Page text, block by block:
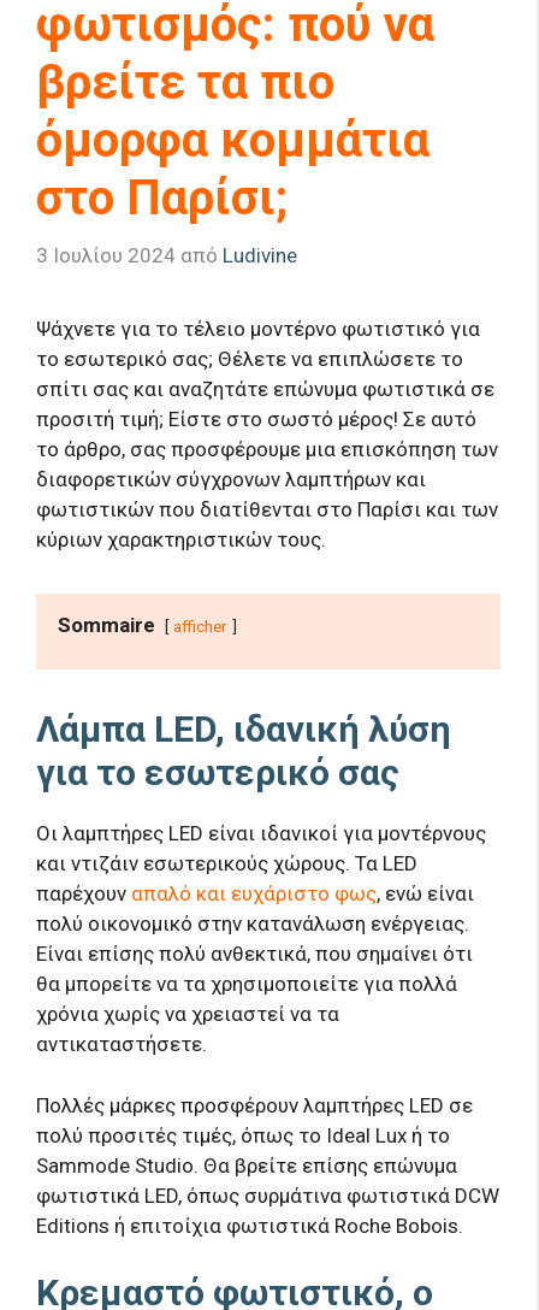
φωτισμός: πού να
βρείτε τα πιο
όμορφα κομμάτια
στο Παρίσι;
3 Ιουλίου 2024 από Ludivine
Ψάχνετε για το τέλειο μοντέρνο φωτιστικό για
το εσωτερικό σας; Θέλετε να επιπλώσετε το
σπίτι σας και αναζητάτε επώνυμα φωτιστικά σε
προσιτή τιμή; Είστε στο σωστό μέρος! Σε αυτό
το άρθρο, σας προσφέρουμε μια επισκόπηση των
διαφορετικών σύγχρονων λαμπτήρων και
φωτιστικών που διατίθενται στο Παρίσι και των
κύριων χαρακτηριστικών τους.
Sommaire afficher
Λάμπα LED, ιδανική λύση
για το εσωτερικό σας
Οι λαμπτήρες LED είναι ιδανικοί για μοντέρνους
και ντιζάιν εσωτερικούς χώρους. Τα LED
παρέχουν απαλό και ευχάριστο φως, ενώ είναι
πολύ οικονομικό στην κατανάλωση ενέργειας.
Είναι επίσης πολύ ανθεκτικά, που σημαίνει ότι
θα μπορείτε να τα χρησιμοποιείτε για πολλά
χρόνια χωρίς να χρειαστεί να τα
αντικαταστήσετε.
Πολλές μάρκες προσφέρουν λαμπτήρες LED σε
πολύ προσιτές τιμές, όπως το Ideal Lux ή το
Sammode Studio. Θα βρείτε επίσης επώνυμα
φωτιστικά LED, όπως συρμάτινα φωτιστικά DCW
Editions ή επιτοίχια φωτιστικά Roche Bobois.
Κρεμαστό φωτιστικό, ο